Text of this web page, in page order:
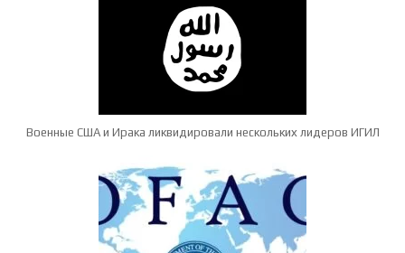
Военные США и Ирака ликвидировали нескольких лидеров ИГИЛ